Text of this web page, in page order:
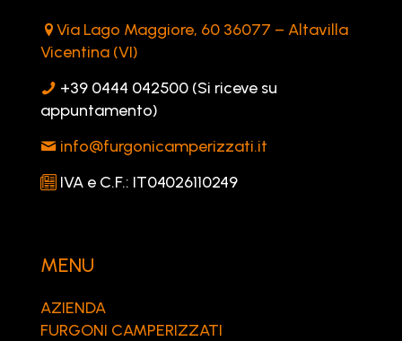
Via Lago Maggiore, 60 36077 – Altavilla
Vicentina (VI)
+39 0444 042500 (Si riceve su
appuntamento)
info@furgonicamperizzati.it
IVA e C.F.: IT04026110249
MENU
AZIENDA
FURGONI CAMPERIZZATI